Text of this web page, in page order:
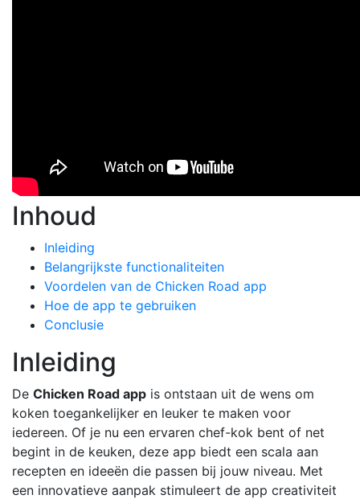
Inhoud
Inleiding
Belangrijkste functionaliteiten
Voordelen van de Chicken Road app
Hoe de app te gebruiken
Conclusie
Inleiding
De Chicken Road app is ontstaan uit de wens om
koken toegankelijker en leuker te maken voor
iedereen. Of je nu een ervaren chef-kok bent of net
begint in de keuken, deze app biedt een scala aan
recepten en ideeën die passen bij jouw niveau. Met
een innovatieve aanpak stimuleert de app creativiteit